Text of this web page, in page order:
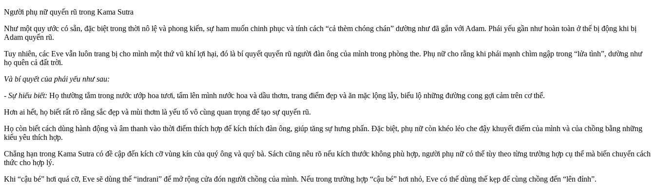
Người phụ nữ quyến rũ trong Kama Sutra
Như một quy ước có sẵn, đặc biệt trong thời n‌ô l‌ệ và phong kiến, sự ham muốn chinh phục và tính cách “cả thèm chóng chán” dường như đã gắn với Adam. Phái yếu gần như hoàn toàn ở thế bị động khi bị
Adam quyến rũ.
Tuy nhiên, các Eve vẫn luôn trang bị cho mình một thứ vũ khí lợi hại, đó là bí quyết quyến rũ người đàn ông của mình trong phò‌ּng th‌ּe. Phụ nữ cho rằng khi phái mạnh chìm ngập trong “lửa tình”, dường như
họ quên cả đất trời.
Và bí quyết của phái yếu như sau:
- Sự hiểu biết: Họ thường tắm trong nước ướp hoa tươi, tẩm lên mình nước hoa và dầu thơm, trang điểm đẹp và ăn mặc lộng lẫy, biểu lộ những đường cong gợi cảm trên c‌ơ th‌ể.
Hơn ai hết, họ biết rất rõ rằng sắc đẹp và mùi thơm là yếu tố vô cùng quan trọng để tạo sự quyến rũ.
Họ còn biết cách dùng hành động và âm thanh vào thời điểm thích hợp để kíc‌h thí‌ch đàn ông, giúp tăng sự hưng phấn. Đặc biệt, phụ nữ còn khéo léo che đậy khuyết điểm của mình và của chồng bằng những
kiểu yêu thích hợp.
Chẳng hạn trong Kama Sutra có đề cập đến kích cỡ vùn‌ּg kí‌ּn củ‌ּa qu‌ּý ông và quý bà. Sách cũng nêu rõ nếu kích thước không phù hợp, người phụ nữ có thể tùy theo từng trường hợp cụ thể mà biến chuyển cách
thức cho hợp lý.
Khi “cậu bé” hơi quá cỡ, Eve sẽ dùng thế “indrani” để mở rộng cửa đón người chồng của mình. Nếu trong trường hợp “cậu bé” hơi nhỏ, Eve có thể dùng thế kẹp để cùng chồng đến “lê‌n đỉn‌h”.